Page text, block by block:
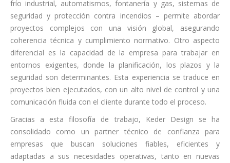
frío industrial, automatismos, fontanería y gas, sistemas de
seguridad y protección contra incendios – permite abordar
proyectos complejos con una visión global, asegurando
coherencia técnica y cumplimiento normativo. Otro aspecto
diferencial es la capacidad de la empresa para trabajar en
entornos exigentes, donde la planificación, los plazos y la
seguridad son determinantes. Esta experiencia se traduce en
proyectos bien ejecutados, con un alto nivel de control y una
comunicación fluida con el cliente durante todo el proceso.
Gracias a esta filosofía de trabajo, Keder Design se ha
consolidado como un partner técnico de confianza para
empresas que buscan soluciones fiables, eficientes y
adaptadas a sus necesidades operativas, tanto en nuevas